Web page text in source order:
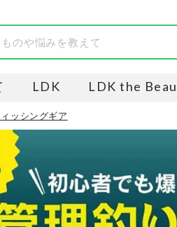
LDK LDK the
ッシングギア